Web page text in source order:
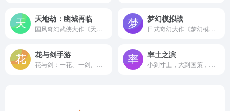
天地劫：幽城再临 梦幻模拟战
花与剑手游 率土之滨